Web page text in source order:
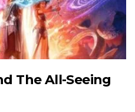
The All-Seeing